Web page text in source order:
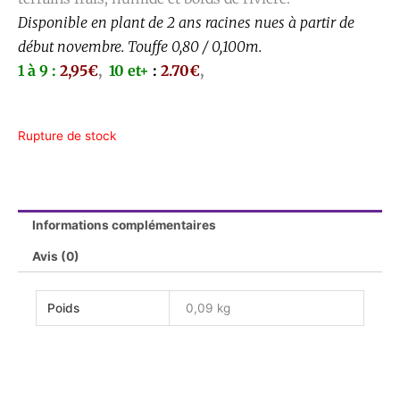
Disponible en plant de 2 ans racines nues à partir de
début novembre. Touffe 0,80 / 0,100m.
1 à 9 : 2,95€, 10 et+ : 2.70€,
Rupture de stock
Informations complémentaires
Avis (0)
Poids 0,09 kg